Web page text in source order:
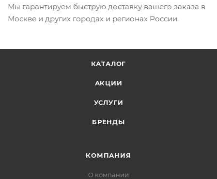
Мы гарантируем быструю доставку вашего заказа в
Москве и других городах и регионах России.
КАТАЛОГ
АКЦИИ
УСЛУГИ
БРЕНДЫ
КОМПАНИЯ
О компании